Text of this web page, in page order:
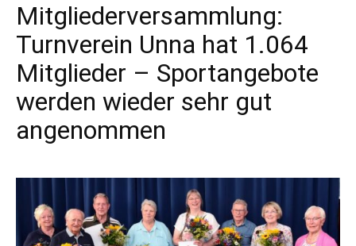
Mitgliederversammlung:
Turnverein Unna hat 1.064
Mitglieder – Sportangebote
werden wieder sehr gut
angenommen